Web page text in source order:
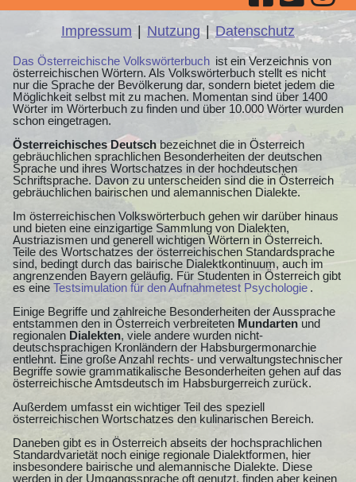
Blog
Impressum | Nutzung|Datenschutz
Das Österreichische Volkswörterbuch ist ein Verzeichnis von
österreichischen Wörtern. Als Volkswörterbuch stellt es nicht
nur die Sprache der Bevölkerung dar, sondern bietet jedem die
Möglichkeit selbst mit zu machen. Momentan sind über 1400
Wörter im Wörterbuch zu finden und über 10.000 Wörter wurden
schon eingetragen.
Österreichisches Deutsch bezeichnet die in Österreich
gebräuchlichen sprachlichen Besonderheiten der deutschen
Sprache und ihres Wortschatzes in der hochdeutschen
Schriftsprache. Davon zu unterscheiden sind die in Österreich
gebräuchlichen bairischen und alemannischen Dialekte.
Im österreichischen Volkswörterbuch gehen wir darüber hinaus
und bieten eine einzigartige Sammlung von Dialekten,
Austriazismen und generell wichtigen Wörtern in Österreich.
Teile des Wortschatzes der österreichischen Standardsprache
sind, bedingt durch das bairische Dialektkontinuum, auch im
angrenzenden Bayern geläufig. Für Studenten in Österreich gibt
es eine Testsimulation für den Aufnahmetest Psychologie .
Einige Begriffe und zahlreiche Besonderheiten der Aussprache
entstammen den in Österreich verbreiteten Mundarten und
regionalen Dialekten, viele andere wurden nicht-
deutschsprachigen Kronländern der Habsburgermonarchie
entlehnt. Eine große Anzahl rechts- und verwaltungstechnischer
Begriffe sowie grammatikalische Besonderheiten gehen auf das
österreichische Amtsdeutsch im Habsburgerreich zurück.
Außerdem umfasst ein wichtiger Teil des speziell
österreichischen Wortschatzes den kulinarischen Bereich.
Daneben gibt es in Österreich abseits der hochsprachlichen
Standardvarietät noch einige regionale Dialektformen, hier
insbesondere bairische und alemannische Dialekte. Diese
werden in der Umgangssprache oft genutzt, finden aber keinen